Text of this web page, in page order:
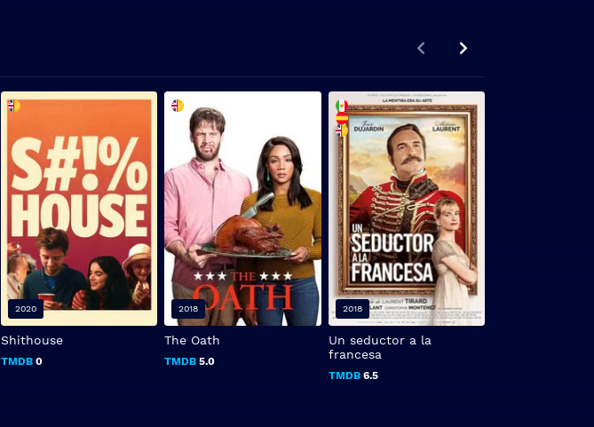
Shithouse
TMDB0
2020
The Oath
TMDB 5.0
2018
Un seductor a la
francesa
TMDB6.5
2018